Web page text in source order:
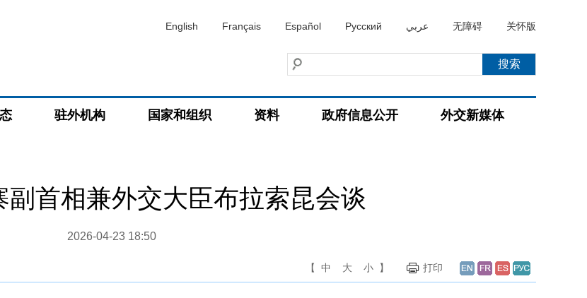
English Français Español Русский عربي 无障碍 关怀版
驻外机构 国家和组织 资料 政府信息公开 外交新媒体
副首相兼外交大臣布拉索昆会谈
2026-04-23 18:50
【 中 大 小 】 打印